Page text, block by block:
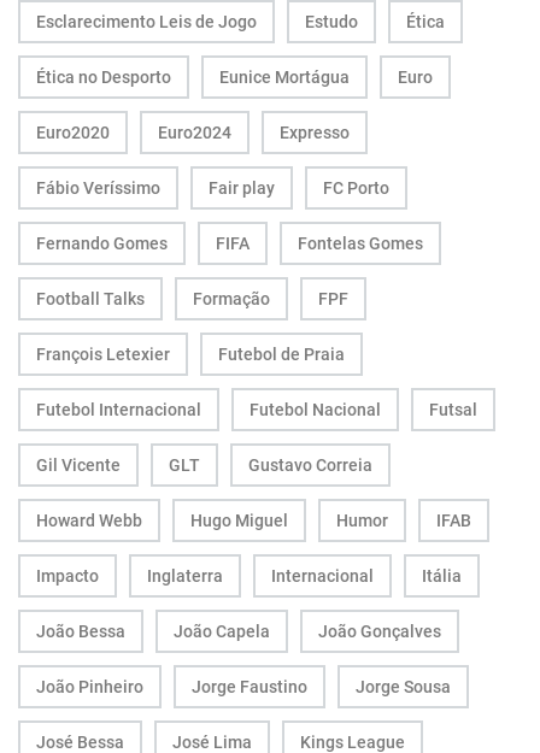
Esclarecimento Leis de Jogo Estudo Ética
Ética no Desporto Eunice Mortágua Euro
Euro2020 Euro2024 Expresso
Fábio Veríssimo Fair play FC Porto
Fernando Gomes FIFA Fontelas Gomes
Football Talks Formação FPF
François Letexier Futebol de Praia
Futebol Internacional Futebol Nacional Futsal
Gil Vicente GLT Gustavo Correia
Howard Webb Hugo Miguel Humor IFAB
Impacto Inglaterra Internacional Itália
João Bessa João Capela João Gonçalves
João Pinheiro Jorge Faustino Jorge Sousa
José Bessa José Lima Kings League